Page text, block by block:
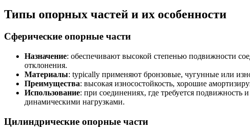
Типы опорных частей и их особенности
Сферические опорные части
Назначение: обеспечивают высокой степенью подвижности
отклонения.
Материалы: typically применяют бронзовые, чугунные или
Преимущества: высокая износостойкость, хорошие
Использование: при соединениях, где требуется
динамическими нагрузками.
Цилиндрические опорные части